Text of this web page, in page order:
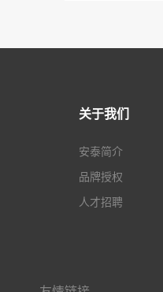
关于我们
安泰简介
品牌授权
人才招聘